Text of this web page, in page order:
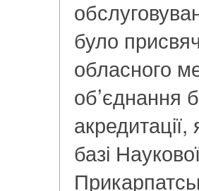
було
обласного
об’єднання
базі